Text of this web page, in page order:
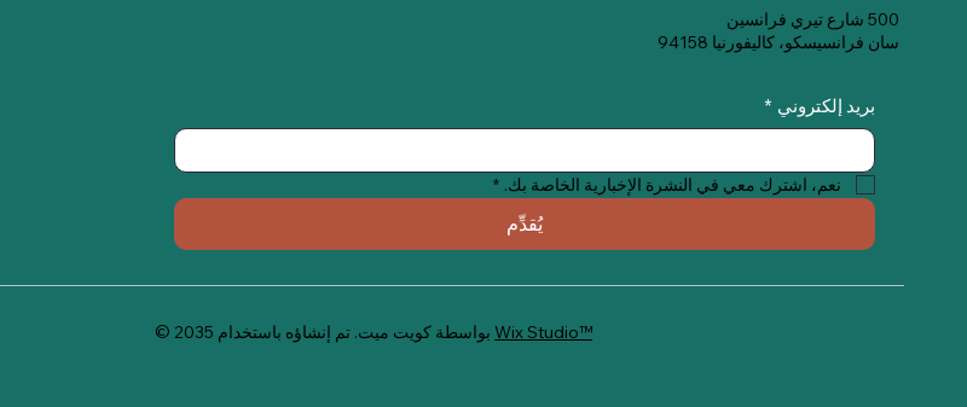
500 شارع تيري فرانسين
سان فرانسيسكو، كاليفورنيا 94158
بريد إلكتروني *
نعم، اشترك معي في النشرة الإخبارية الخاصة بك. *
يُقدِّم
© 2035 بواسطة كويت ميت. تم إنشاؤه باستخدامWix Studio™